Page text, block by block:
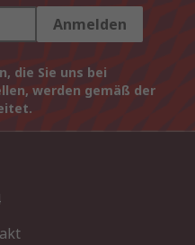
Anmelden
die Sie uns bei
werden gemäß der